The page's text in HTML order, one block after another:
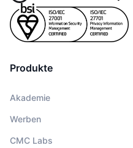
Produkte
Akademie
Werben
CMC Labs